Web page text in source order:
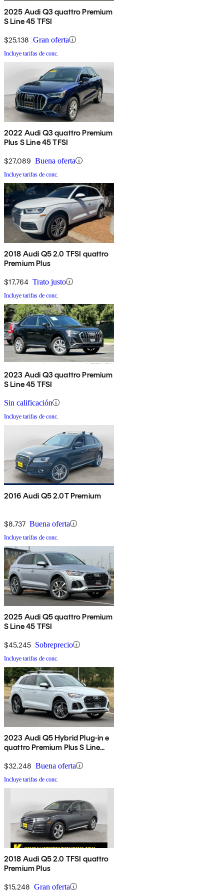
2025 Audi Q3 quattro Premium
S Line 45 TFSI
$25,138 Gran oferta
Incluye tarifas de conc.
2022 Audi Q3 quattro Premium
Plus S Line 45 TFSI
$27,089 Buena oferta
Incluye tarifas de conc.
2018 Audi Q5 2.0 TFSI quattro
Premium Plus
$17,764 Trato justo
Incluye tarifas de conc.
2023 Audi Q3 quattro Premium
S Line 45 TFSI
Sin calificación
Incluye tarifas de conc.
2016 Audi Q5 2.0T Premium
$8,737 Buena oferta
Incluye tarifas de conc.
2025 Audi Q5 quattro Premium
S Line 45 TFSI
$45,245 Sobreprecio
Incluye tarifas de conc.
2023 Audi Q5 Hybrid Plug-in e
quattro Premium Plus S Line
$32,248 Buena oferta
Incluye tarifas de conc.
2018 Audi Q5 2.0 TFSI quattro
Premium Plus
$15,248 Gran oferta